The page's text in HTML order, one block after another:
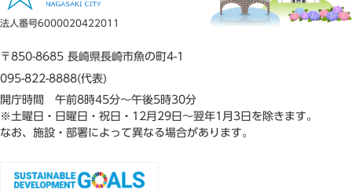
法人番号6000020422011
〒850-8685 長崎県長崎市魚の町4-1
095-822-8888(代表)
開庁時間 午前8時45分～午後5時30分
※土曜日・日曜日・祝日・12月29日～翌年1月3日を除きます。
なお、施設・部署によって異なる場合があります。